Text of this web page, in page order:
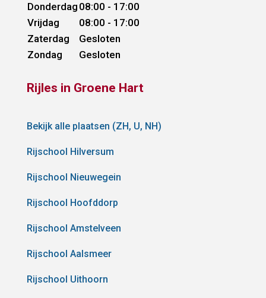
Donderdag 08:00 - 17:00
Vrijdag
08:00 - 17:00
Zaterdag
Gesloten
Zondag
Gesloten
Rijles in Groene Hart
Bekijk alle plaatsen (ZH, U, NH)
Rijschool Hilversum
Rijschool Nieuwegein
Rijschool Hoofddorp
Rijschool Amstelveen
Rijschool Aalsmeer
Rijschool Uithoorn